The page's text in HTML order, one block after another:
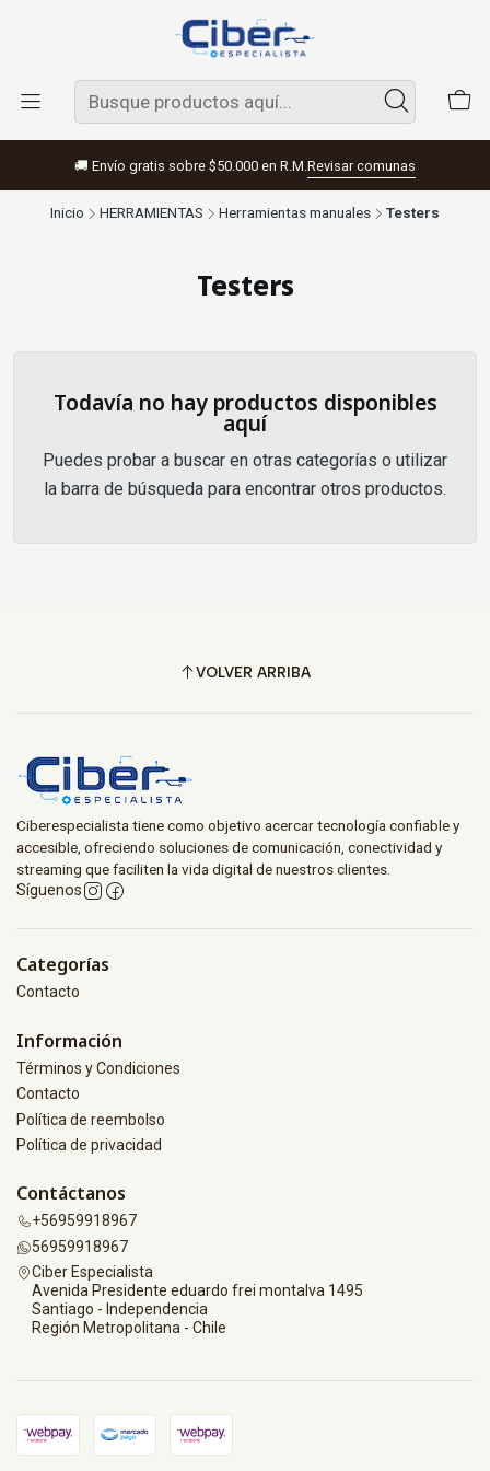
🚚 Envío gratis sobre $50.000 en R.M. Revisar comunas
Inicio HERRAMIENTAS Herramientas manuales Testers
Testers
Todavía no hay productos disponibles
aquí
Puedes probar a buscar en otras categorías o utilizar
la barra de búsqueda para encontrar otros productos.
VOLVER ARRIBA
Ciberespecialista tiene como objetivo acercar tecnología confiable y
accesible, ofreciendo soluciones de comunicación, conectividad y
streaming que faciliten la vida digital de nuestros clientes.
Síguenos
Categorías
Contacto
Información
Términos y Condiciones
Contacto
Política de reembolso
Política de privacidad
Contáctanos
+56959918967
56959918967
Ciber Especialista
Avenida Presidente eduardo frei montalva 1495
Santiago - Independencia
Región Metropolitana - Chile